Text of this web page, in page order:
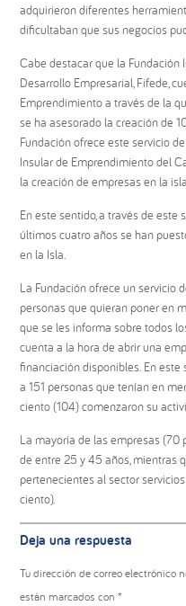
adquirieron diferentes
dificultaban que sus negocios
Cabe destacar que la Fundación
Desarrollo Empresarial, Fifede,
Emprendimiento a través de la
se ha asesorado la creación de
Fundación ofrece este servicio
Insular de Emprendimiento del
la creación de empresas en la
En este sentido, a través de este
últimos cuatro años se han
en la Isla.
La Fundación ofrece un servicio
personas que quieran poner en
que se les informa sobre todos
cuenta a la hora de abrir una
financiación disponibles. En
a 151 personas que tenían en
ciento (104) comenzaron su
La mayoría de las empresas (70
de entre 25 y 45 años, mientras
pertenecientes al sector
ciento).
Interacciones
con
los
lectores
Deja una respuesta
Tu dirección de correo electrónico
están marcados con*